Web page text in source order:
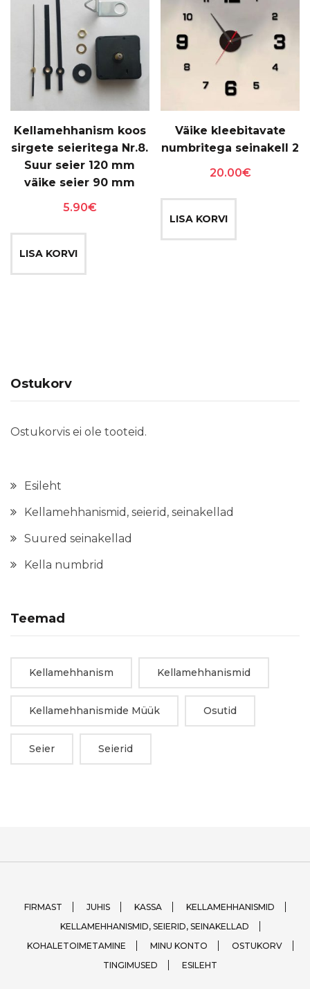
saab
teha
tootelehel.
saab
teha
tootelehel.
Kellamehhanism koos
sirgete seieritega Nr.8.
Suur seier 120 mm
väike seier 90 mm
5.90€
LISA KORVI
Väike kleebitavate
numbritega seinakell 2
20.00€
LISA KORVI
Ostukorv
Ostukorvis ei ole tooteid.
Esileht
Kellamehhanismid, seierid, seinakellad
Suured seinakellad
Kella numbrid
Teemad
Kellamehhanism Kellamehhanismid
Kellamehhanismide Müük Osutid
Seier Seierid
FIRMAST JUHIS KASSA
KELLAMEHHANISMID
KELLAMEHHANISMID, SEIERID, SEINAKELLAD
KOHALETOIMETAMINE
MINU KONTO
OSTUKORV
TINGIMUSED
ESILEHT